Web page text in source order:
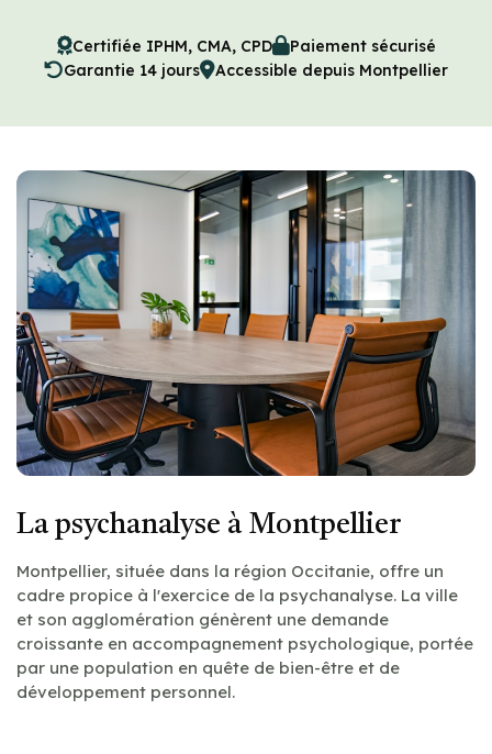
Certifiée IPHM, CMA, CPD
Paiement sécurisé
Garantie 14 jours
Accessible depuis Montpellier
La psychanalyse à Montpellier
Montpellier, située dans la région Occitanie, offre un
cadre propice à l'exercice de la psychanalyse. La ville
et son agglomération génèrent une demande
croissante en accompagnement psychologique, portée
par une population en quête de bien-être et de
développement personnel.